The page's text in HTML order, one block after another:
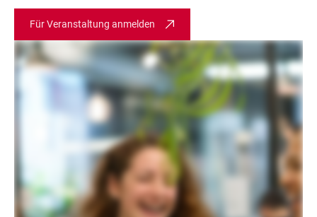
Für Veranstaltung anmelden